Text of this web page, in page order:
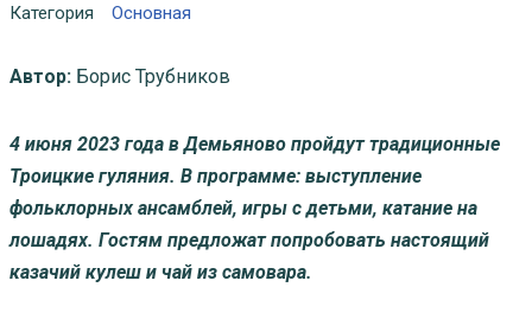
Категория
Основная
Автор: Борис Трубников
4 июня 2023 года в Демьяново пройдут традиционные
Троицкие гуляния. В программе: выступление
фольклорных ансамблей, игры с детьми, катание на
лошадях. Гостям предложат попробовать настоящий
казачий кулеш и чай из самовара.